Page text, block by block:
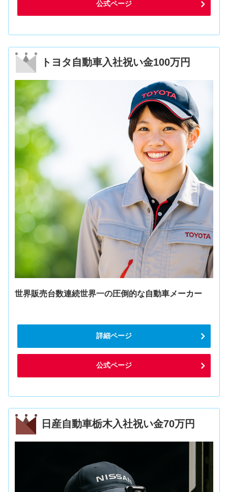
公式ページ
トヨタ自動車入社祝い金100万円
世界販売台数連続世界一の圧倒的な自動車メーカー
詳細ページ
公式ページ
日産自動車栃木入社祝い金70万円